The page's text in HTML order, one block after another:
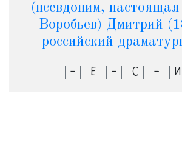
(псевдоним,
Воробьев) Дмитрий
российский
- Е - С - И